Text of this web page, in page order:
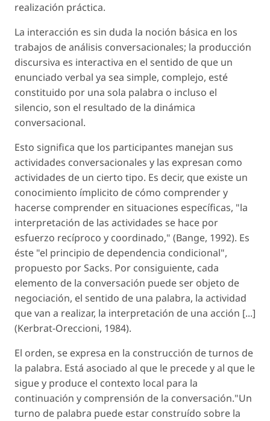
realización práctica.
La interacción es sin duda la noción básica en los
trabajos de análisis conversacionales; la producción
discursiva es interactiva en el sentido de que un
enunciado verbal ya sea simple, complejo, esté
constituido por una sola palabra o incluso el
silencio, son el resultado de la dinámica
conversacional.
Esto significa que los participantes manejan sus
actividades conversacionales y las expresan como
actividades de un cierto tipo. Es decir, que existe un
conocimiento ímplicito de cómo comprender y
hacerse comprender en situaciones específicas, "la
interpretación de las actividades se hace por
esfuerzo recíproco y coordinado," (Bange, 1992). Es
éste "el principio de dependencia condicional",
propuesto por Sacks. Por consiguiente, cada
elemento de la conversación puede ser objeto de
negociación, el sentido de una palabra, la actividad
que van a realizar, la interpretación de una acción [...]
(Kerbrat-Oreccioni, 1984).
El orden, se expresa en la construcción de turnos de
la palabra. Está asociado al que le precede y al que le
sigue y produce el contexto local para la
continuación y comprensión de la conversación."Un
turno de palabra puede estar construído sobre la